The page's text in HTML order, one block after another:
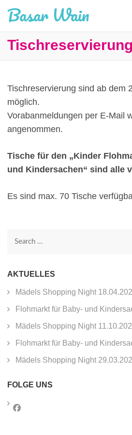
Basar Wain
Tischreservierung
Tischreservierung sind ab dem
möglich.
Vorabanmeldungen per E-Mail
angenommen.
Tische für den „Kinder
und Kindersachen“ sind alle
Es sind max. 70 Tische
Search
AKTUELLES
Mädels Shopping Night
Flohmarkt für Baby- und
Mädels Shopping Night
Flohmarkt für Baby- und
Mädels Shopping Night
FOLGE UNS